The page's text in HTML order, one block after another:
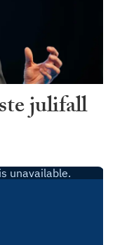
julifall